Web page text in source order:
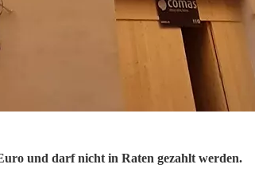
und darf nicht in Raten gezahlt werden.